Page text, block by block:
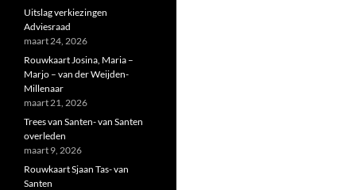
Uitslag verkiezingen
Adviesraad
maart 24, 2026
Rouwkaart Josina, Maria –
Marjo – van der Weijden-
Millenaar
maart 21, 2026
Trees van Santen- van Santen
overleden
maart 9, 2026
Rouwkaart Sjaan Tas- van
Santen